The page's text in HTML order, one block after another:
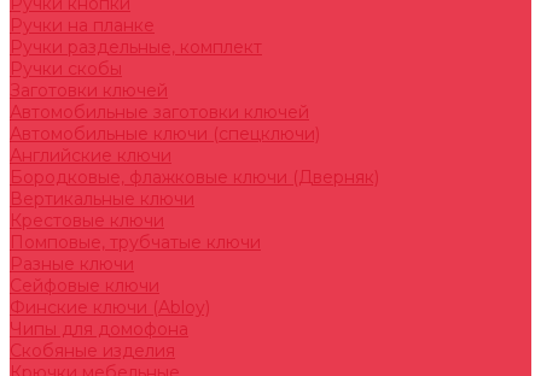
Ручки на планке
Ручки раздельные, комплект
Ручки скобы
Заготовки ключей
Автомобильные заготовки ключей
Автомобильные ключи (спецключи)
Английские ключи
Бородковые, флажковые ключи (Дверняк)
Вертикальные ключи
Крестовые ключи
Помповые, трубчатые ключи
Разные ключи
Сейфовые ключи
Финские ключи (Abloy)
Чипы для домофона
Скобяные изделия